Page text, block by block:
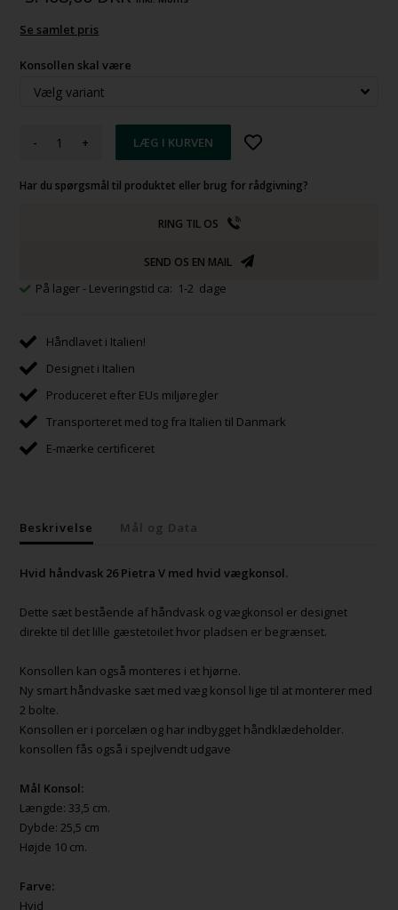
Se samlet pris
Konsollen skal være
- +
Har du spørgsmål til produktet eller brug for rådgivning?
RING TIL OS
SEND OS EN MAIL
På lager - Leveringstid ca: 1-2 dage
Håndlavet i Italien!
Designet i Italien
Produceret efter EUs miljøregler
Transporteret med tog fra Italien til Danmark
E-mærke certificeret
Beskrivelse Mål og Data
Hvid håndvask 26 Pietra V med hvid vægkonsol.
Dette sæt bestående af håndvask og vægkonsol er designet
direkte til det lille gæstetoilet hvor pladsen er begrænset.
Konsollen kan også monteres i et hjørne.
Ny smart håndvaske sæt med væg konsol lige til at monterer med
2 bolte.
Konsollen er i porcelæn og har indbygget håndklædeholder.
konsollen fås også i spejlvendt udgave
Mål Konsol:
Længde: 33,5 cm.
Dybde: 25,5 cm
Højde 10 cm.
Farve:
Hvid